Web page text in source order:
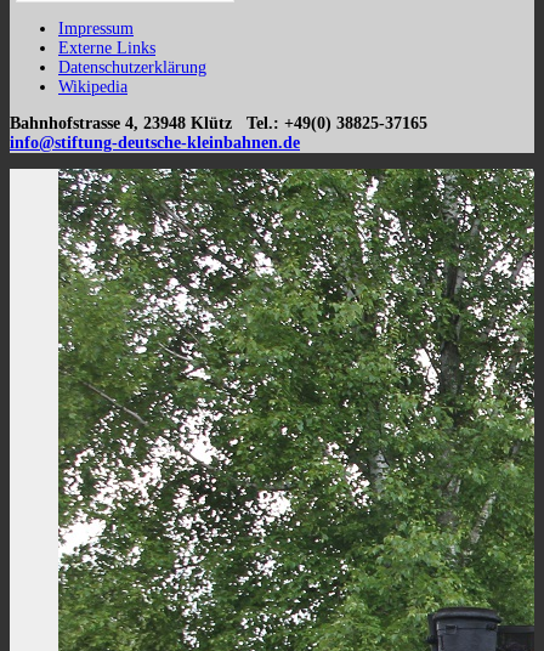
Impressum
Externe Links
Datenschutzerklärung
Wikipedia
Bahnhofstrasse 4, 23948 Klütz Tel.: +49(0) 38825-37165
info@stiftung-deutsche-kleinbahnen.de